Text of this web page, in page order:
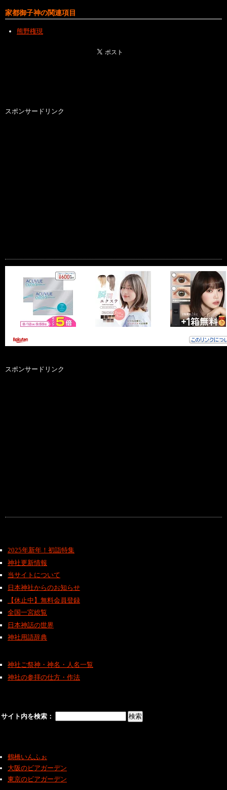
家都御子神の関連項目
熊野権現
スポンサードリンク
スポンサードリンク
2025年新年！初詣特集
神社更新情報
当サイトについて
日本神社からのお知らせ
【休止中】無料会員登録
全国一宮総覧
日本神話の世界
神社用語辞典
神社ご祭神・神名・人名一覧
神社の参拝の仕方・作法
サイト内を検索：
鶴橋いんふぉ
大阪のビアガーデン
東京のビアガーデン